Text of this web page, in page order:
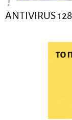
ANTIVIRUS